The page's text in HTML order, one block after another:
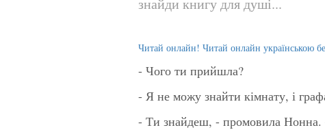
Читай онлайн! Читай онлайн українською
- Чого ти прийшла?
- Я не можу знайти кімнату, і
- Ти знайдеш, - промовила Нонна.